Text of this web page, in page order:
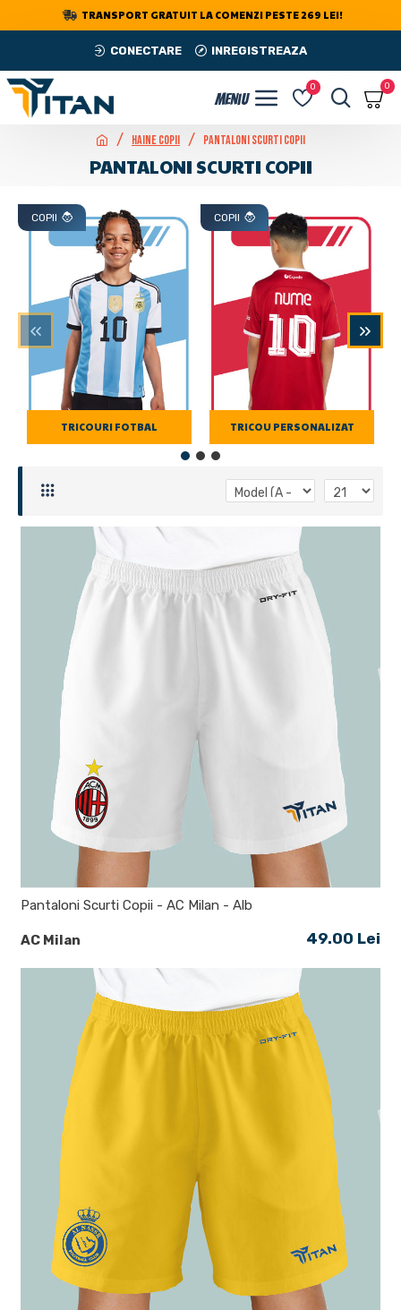
TRANSPORT GRATUIT LA COMENZI PESTE 269 LEI!
CONECTARE INREGISTREAZA
0 0
Haine Copii Pantaloni Scurti Copii
PANTALONI SCURTI COPII
COPII
TRICOURI FOTBAL
COPII
TRICOU PERSONALIZAT
AC Milan
Pantaloni Scurti Copii - AC Milan - Alb
49.00 Lei